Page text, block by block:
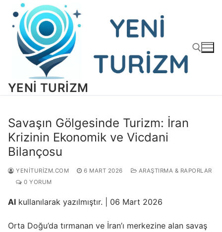
İçeriğe
atla
YENI TURIZM
Savaşın Gölgesinde Turizm: İran
Krizinin Ekonomik ve Vicdani
Bilançosu
YENITURIZM.COM 6 MART 2026
ARAŞTIRMA & RAPORLAR
0 YORUM
AI kullanılarak yazılmıştır. | 06 Mart 2026
Orta Doğu’da tırmanan ve İran’ı merkezine alan savaş